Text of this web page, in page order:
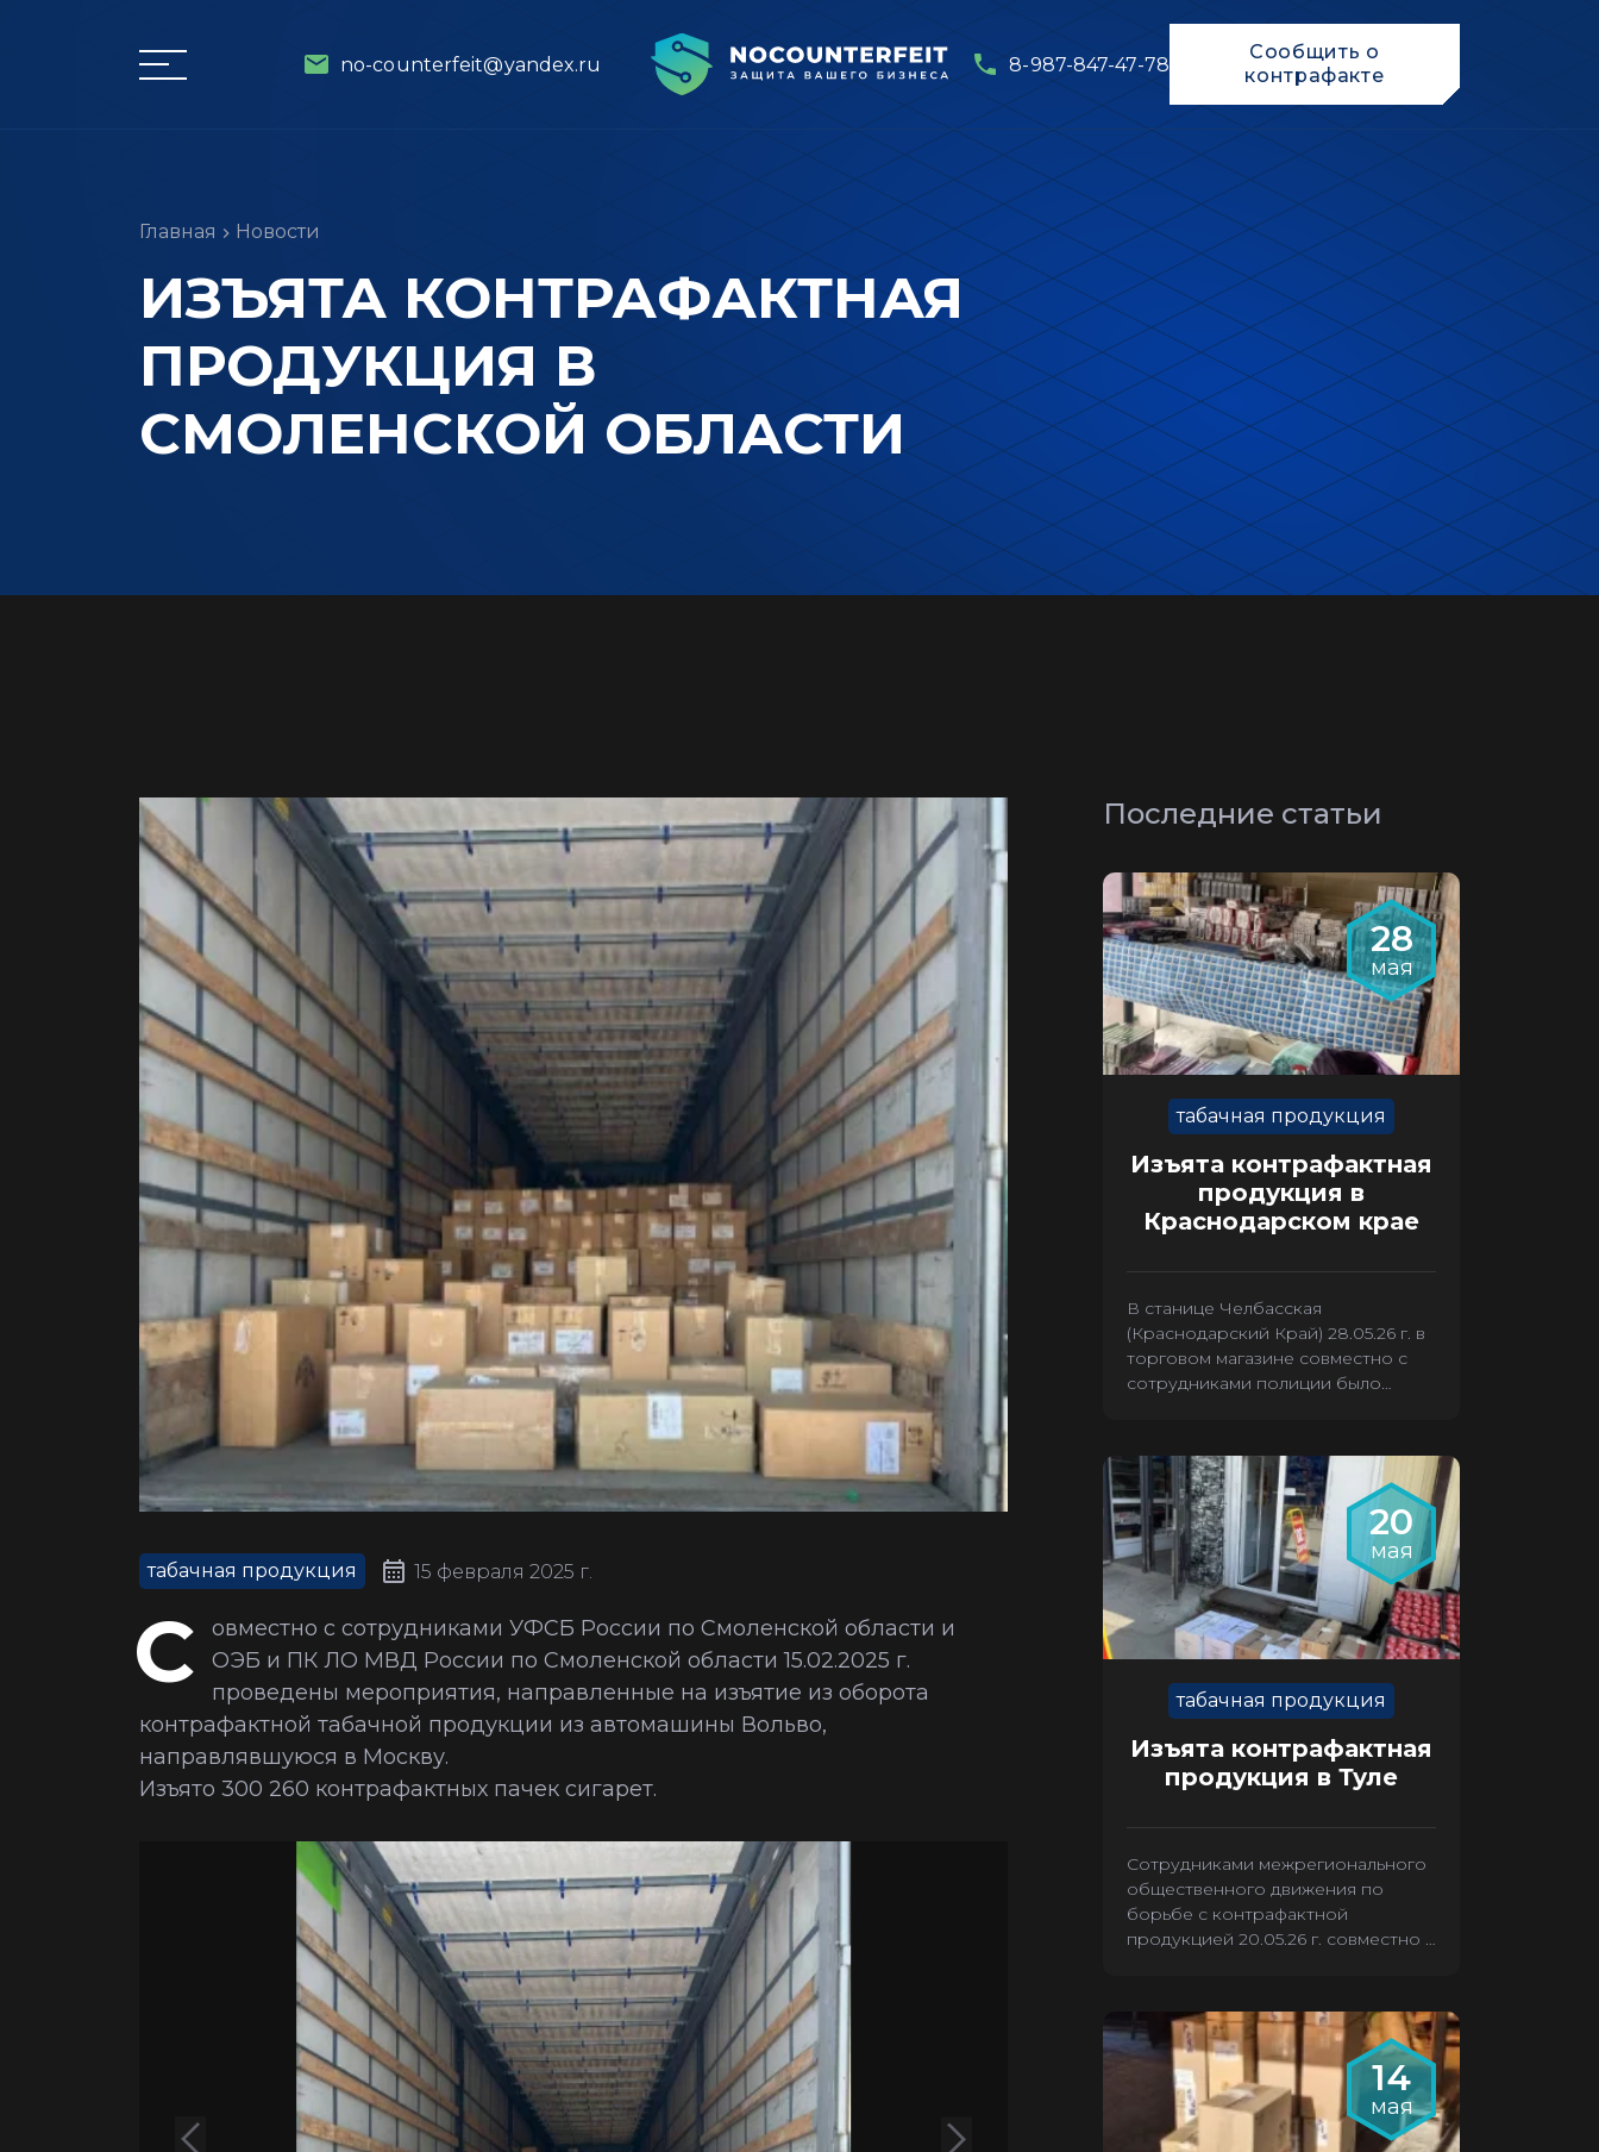
no-counterfeit@yandex.ru 8-987-847-47-78
Сообщить о
контрафакте
Главная Новости
ИЗЪЯТА КОНТРАФАКТНАЯ
ПРОДУКЦИЯ В
СМОЛЕНСКОЙ ОБЛАСТИ
табачная продукция 15 февраля 2025 г.
С
овместно с сотрудниками УФСБ России по Смоленской области и
ОЭБ и ПК ЛО МВД России по Смоленской области 15.02.2025 г.
проведены мероприятия, направленные на изъятие из оборота
контрафактной табачной продукции из автомашины Вольво,
направлявшуюся в Москву.
Изъято 300 260 контрафактных пачек сигарет.
Последние статьи
28
мая
табачная продукция
Изъята контрафактная
продукция в
Краснодарском крае
В станице Челбасская
(Краснодарский Край) 28.05.26 г. в
торговом магазине совместно с
сотрудниками полиции было
20
мая
табачная продукция
Изъята контрафактная
продукция в Туле
Сотрудниками межрегионального
общественного движения по
борьбе с контрафактной
продукцией 20.05.26 г. совместно с
произведено изъятие 2636 пачек
контрафактных сигарет.
14
мая